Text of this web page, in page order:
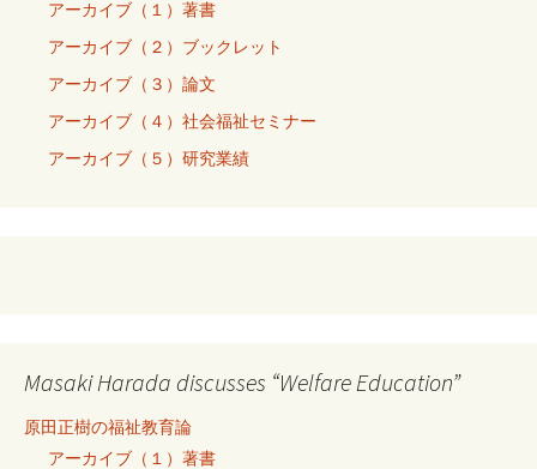
アーカイブ（１）著書
アーカイブ（２）ブックレット
アーカイブ（３）論文
アーカイブ（４）社会福祉セミナー
アーカイブ（５）研究業績
Masaki Harada discusses “Welfare Education”
原田正樹の福祉教育論
アーカイブ（１）著書